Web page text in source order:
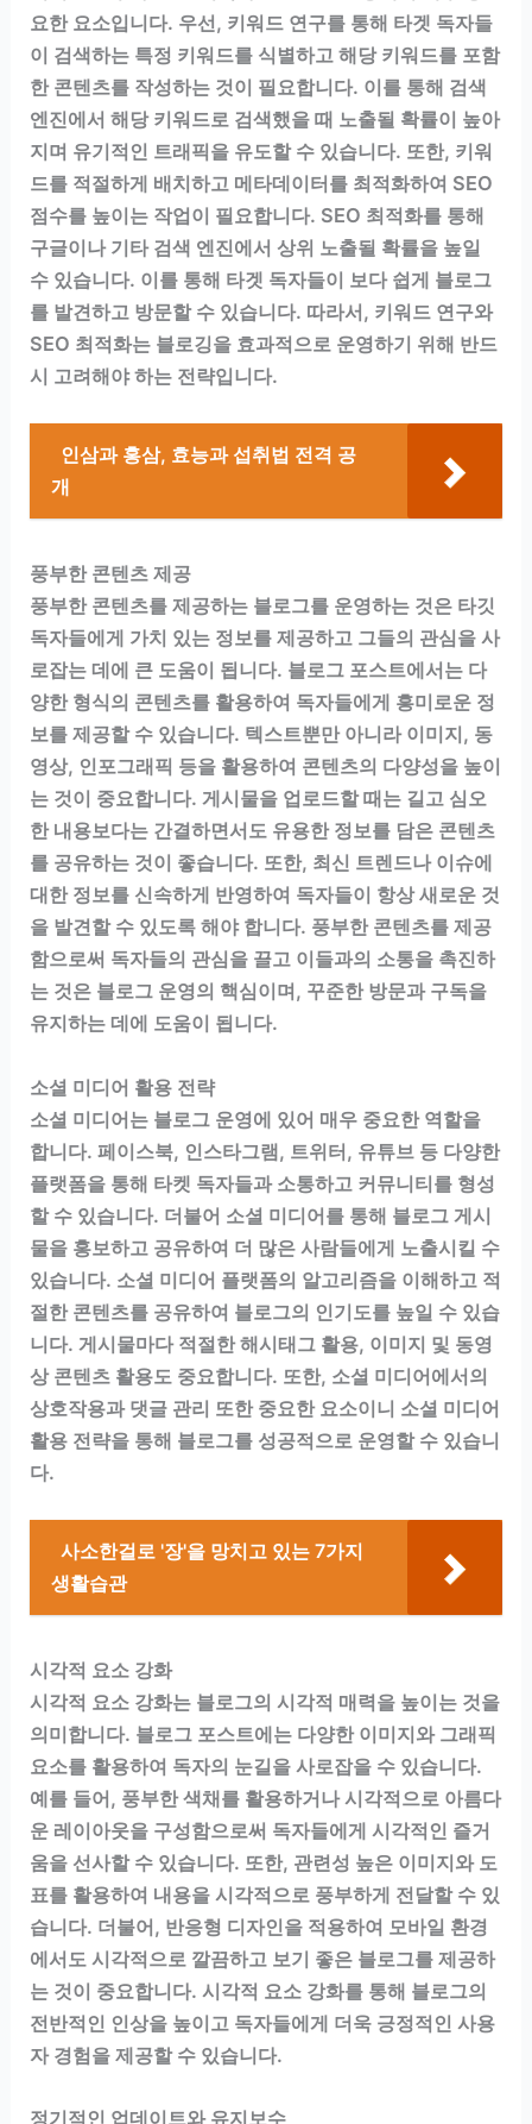
요한 요소입니다. 우선, 키워드 연구를 통해 타겟 독자들
이 검색하는 특정 키워드를 식별하고 해당 키워드를 포함
한 콘텐츠를 작성하는 것이 필요합니다. 이를 통해 검색
엔진에서 해당 키워드로 검색했을 때 노출될 확률이 높아
지며 유기적인 트래픽을 유도할 수 있습니다. 또한, 키워
드를 적절하게 배치하고 메타데이터를 최적화하여 SEO
점수를 높이는 작업이 필요합니다. SEO 최적화를 통해
구글이나 기타 검색 엔진에서 상위 노출될 확률을 높일
수 있습니다. 이를 통해 타겟 독자들이 보다 쉽게 블로그
를 발견하고 방문할 수 있습니다. 따라서, 키워드 연구와
SEO 최적화는 블로깅을 효과적으로 운영하기 위해 반드
시 고려해야 하는 전략입니다.
인삼과 홍삼, 효능과 섭취법 전격 공
개
풍부한 콘텐츠 제공
풍부한 콘텐츠를 제공하는 블로그를 운영하는 것은 타깃
독자들에게 가치 있는 정보를 제공하고 그들의 관심을 사
로잡는 데에 큰 도움이 됩니다. 블로그 포스트에서는 다
양한 형식의 콘텐츠를 활용하여 독자들에게 흥미로운 정
보를 제공할 수 있습니다. 텍스트뿐만 아니라 이미지, 동
영상, 인포그래픽 등을 활용하여 콘텐츠의 다양성을 높이
는 것이 중요합니다. 게시물을 업로드할 때는 길고 심오
한 내용보다는 간결하면서도 유용한 정보를 담은 콘텐츠
를 공유하는 것이 좋습니다. 또한, 최신 트렌드나 이슈에
대한 정보를 신속하게 반영하여 독자들이 항상 새로운 것
을 발견할 수 있도록 해야 합니다. 풍부한 콘텐츠를 제공
함으로써 독자들의 관심을 끌고 이들과의 소통을 촉진하
는 것은 블로그 운영의 핵심이며, 꾸준한 방문과 구독을
유지하는 데에 도움이 됩니다.
소셜 미디어 활용 전략
소셜 미디어는 블로그 운영에 있어 매우 중요한 역할을
합니다. 페이스북, 인스타그램, 트위터, 유튜브 등 다양한
플랫폼을 통해 타켓 독자들과 소통하고 커뮤니티를 형성
할 수 있습니다. 더불어 소셜 미디어를 통해 블로그 게시
물을 홍보하고 공유하여 더 많은 사람들에게 노출시킬 수
있습니다. 소셜 미디어 플랫폼의 알고리즘을 이해하고 적
절한 콘텐츠를 공유하여 블로그의 인기도를 높일 수 있습
니다. 게시물마다 적절한 해시태그 활용, 이미지 및 동영
상 콘텐츠 활용도 중요합니다. 또한, 소셜 미디어에서의
상호작용과 댓글 관리 또한 중요한 요소이니 소셜 미디어
활용 전략을 통해 블로그를 성공적으로 운영할 수 있습니
다.
사소한걸로 '장'을 망치고 있는 7가지
생활습관
시각적 요소 강화
시각적 요소 강화는 블로그의 시각적 매력을 높이는 것을
의미합니다. 블로그 포스트에는 다양한 이미지와 그래픽
요소를 활용하여 독자의 눈길을 사로잡을 수 있습니다.
예를 들어, 풍부한 색채를 활용하거나 시각적으로 아름다
운 레이아웃을 구성함으로써 독자들에게 시각적인 즐거
움을 선사할 수 있습니다. 또한, 관련성 높은 이미지와 도
표를 활용하여 내용을 시각적으로 풍부하게 전달할 수 있
습니다. 더불어, 반응형 디자인을 적용하여 모바일 환경
에서도 시각적으로 깔끔하고 보기 좋은 블로그를 제공하
는 것이 중요합니다. 시각적 요소 강화를 통해 블로그의
전반적인 인상을 높이고 독자들에게 더욱 긍정적인 사용
자 경험을 제공할 수 있습니다.
정기적인 업데이트와 유지보수